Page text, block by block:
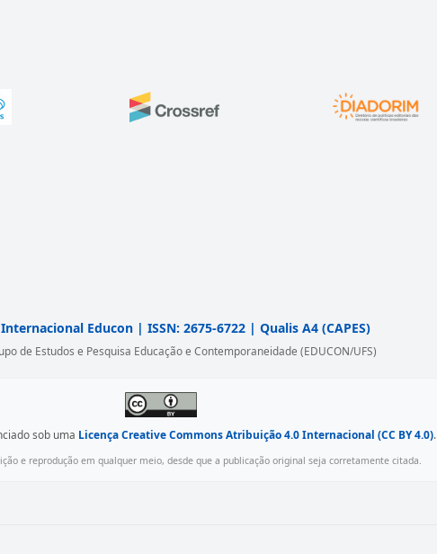
Educon | ISSN: 2675-6722 | Qualis A4 (CAPES)
de Estudos e Pesquisa Educação e Contemporaneidade (EDUCON/UFS)
sob uma Licença Creative Commons Atribuição 4.0 Internacional (CC BY 4.0).
e reprodução em qualquer meio, desde que a publicação original seja corretamente citada.